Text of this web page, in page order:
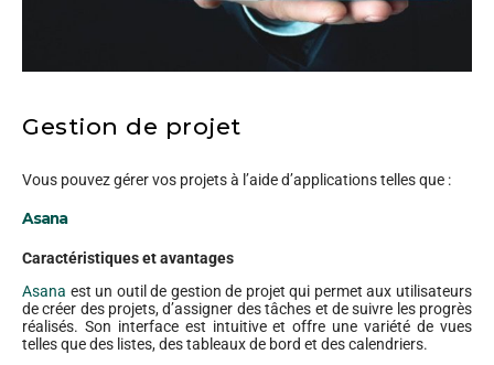
Gestion de projet
Vous pouvez gérer vos projets à l’aide d’applications telles que :
Asana
Caractéristiques et avantages
Asana est un outil de gestion de projet qui permet aux utilisateurs
de créer des projets, d’assigner des tâches et de suivre les progrès
réalisés. Son interface est intuitive et offre une variété de vues
telles que des listes, des tableaux de bord et des calendriers.